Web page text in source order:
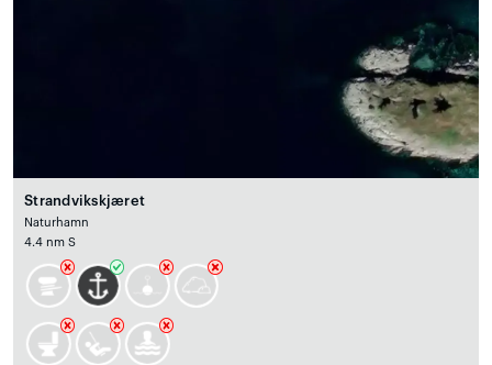
Strandvikskjæret
Naturhamn
4.4 nm S